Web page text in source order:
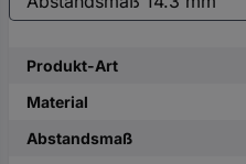
Produkt-Art
Material
Abstandsmaß